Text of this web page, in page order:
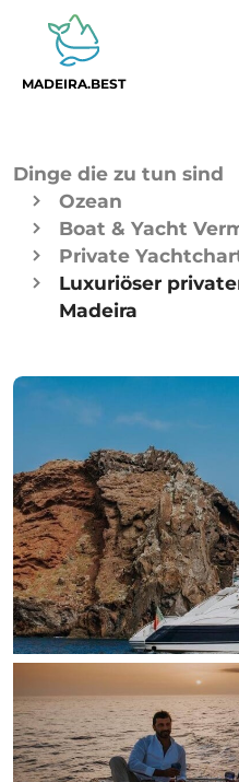
MADEIRA.BEST
Dinge die zu tun sind
Ozean
Boat & Yacht
Private
Luxuriöser
Madeira